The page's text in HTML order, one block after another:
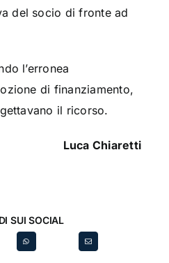
del socio di fronte ad
l’erronea
di finanziamento,
il ricorso.
Luca Chiaretti
SUI SOCIAL